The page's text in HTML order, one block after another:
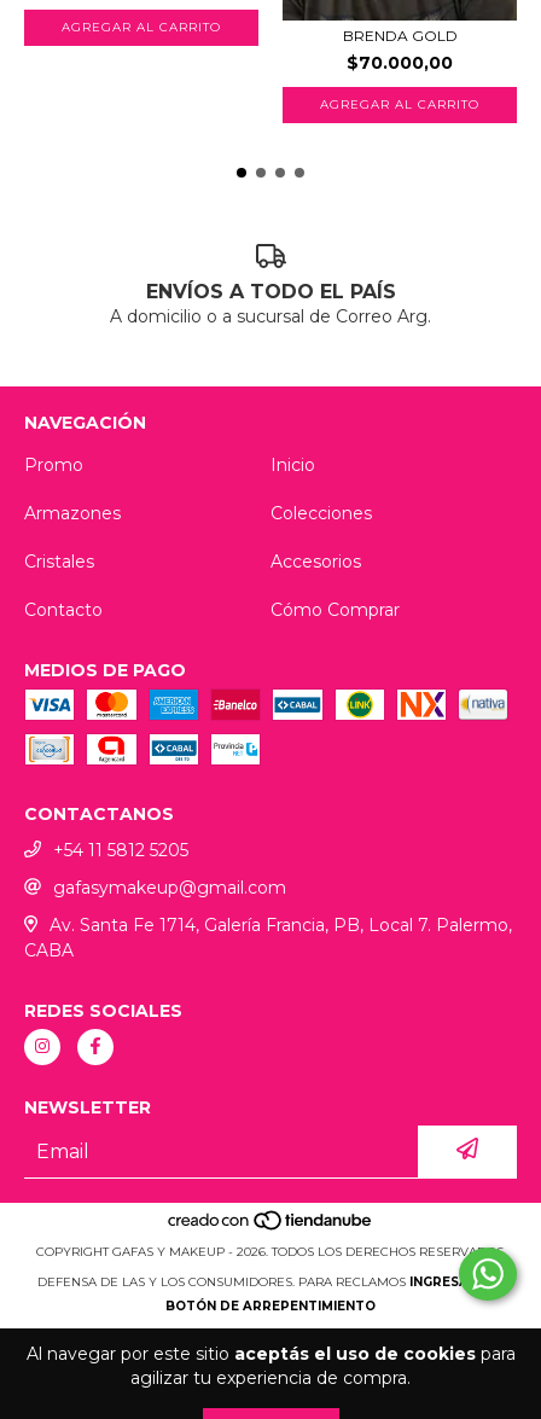
Al navegar por este sitio aceptás el uso de cookiespara
agilizar tu experiencia de compra.
AGREGAR AL CARRITO BRENDA GOLD
$70.000,00
AGREGAR AL CARRITO
ENVÍOS A TODO EL PAÍS
A domicilio o a sucursal de Correo Arg.
NAVEGACIÓN
Promo
Inicio
Armazones Colecciones
Cristales Accesorios
Contacto Cómo Comprar
MEDIOS DE PAGO
CONTACTANOS
+54 11 5812 5205
gafasymakeup@gmail.com
Av. Santa Fe 1714, Galería Francia, PB, Local 7. Palermo,
CABA
REDES SOCIALES
NEWSLETTER
COPYRIGHT GAFAS Y MAKEUP - 2026. TODOS LOS DERECHOS RESERVADOS.
DEFENSA DE LAS Y LOS CONSUMIDORES. PARA RECLAMOS INGRESÁ ACÁ.
BOTÓN DE ARREPENTIMIENTO